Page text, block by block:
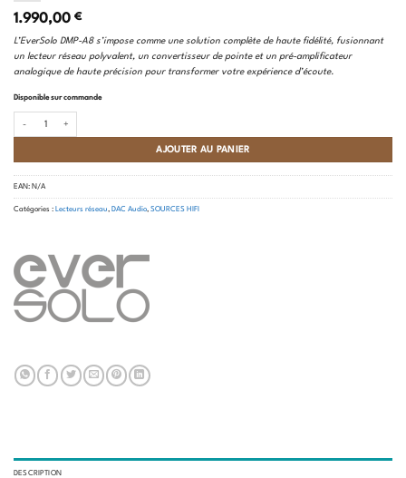
1.990,00 €
L’EverSolo DMP-A8 s’impose comme une solution complète de haute fidélité, fusionnant
un lecteur réseau polyvalent, un convertisseur de pointe et un pré-amplificateur
analogique de haute précision pour transformer votre expérience d’écoute.
Disponible sur commande
AJOUTER AU PANIER
EAN: N/A
Catégories : Lecteurs réseau, DAC Audio, SOURCES HIFI
DESCRIPTION